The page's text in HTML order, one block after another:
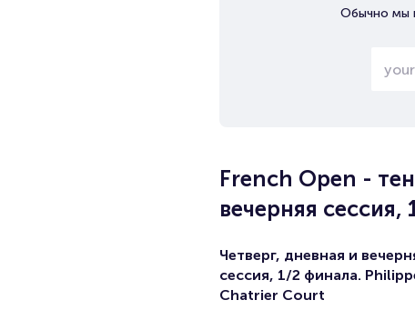
Обычно мы
French Open -
вечерняя
Четверг, дневная и
сессия, 1/2 финала.
Chatrier Court